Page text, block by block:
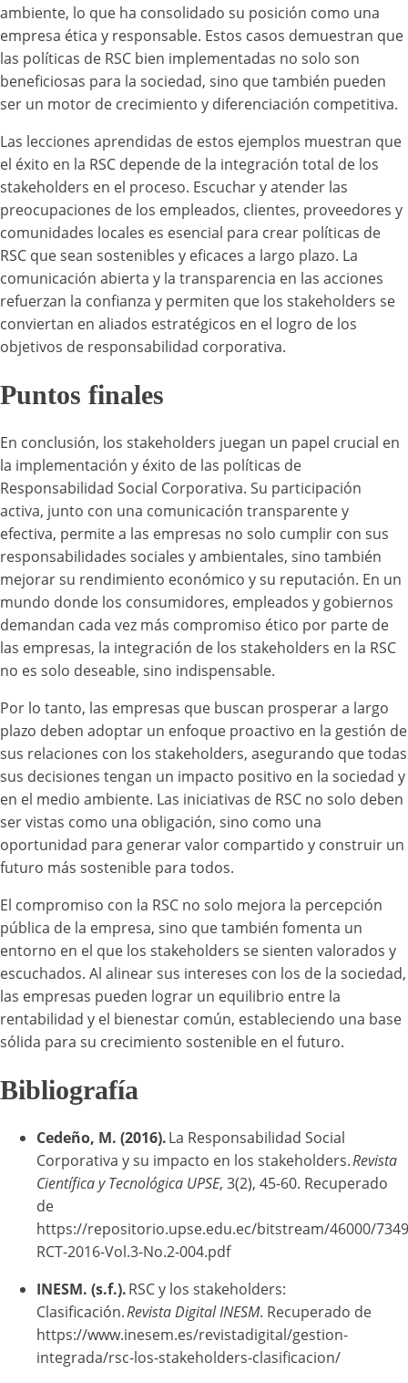
ambiente, lo que ha consolidado su posición como una
empresa ética y responsable. Estos casos demuestran que
las políticas de RSC bien implementadas no solo son
beneficiosas para la sociedad, sino que también pueden
ser un motor de crecimiento y diferenciación competitiva.
Las lecciones aprendidas de estos ejemplos muestran que
el éxito en la RSC depende de la integración total de los
stakeholders en el proceso. Escuchar y atender las
preocupaciones de los empleados, clientes, proveedores y
comunidades locales es esencial para crear políticas de
RSC que sean sostenibles y eficaces a largo plazo. La
comunicación abierta y la transparencia en las acciones
refuerzan la confianza y permiten que los stakeholders se
conviertan en aliados estratégicos en el logro de los
objetivos de responsabilidad corporativa.
Puntos finales
En conclusión, los stakeholders juegan un papel crucial en
la implementación y éxito de las políticas de
Responsabilidad Social Corporativa. Su participación
activa, junto con una comunicación transparente y
efectiva, permite a las empresas no solo cumplir con sus
responsabilidades sociales y ambientales, sino también
mejorar su rendimiento económico y su reputación. En un
mundo donde los consumidores, empleados y gobiernos
demandan cada vez más compromiso ético por parte de
las empresas, la integración de los stakeholders en la RSC
no es solo deseable, sino indispensable.
Por lo tanto, las empresas que buscan prosperar a largo
plazo deben adoptar un enfoque proactivo en la gestión de
sus relaciones con los stakeholders, asegurando que todas
sus decisiones tengan un impacto positivo en la sociedad y
en el medio ambiente. Las iniciativas de RSC no solo deben
ser vistas como una obligación, sino como una
oportunidad para generar valor compartido y construir un
futuro más sostenible para todos.
El compromiso con la RSC no solo mejora la percepción
pública de la empresa, sino que también fomenta un
entorno en el que los stakeholders se sienten valorados y
escuchados. Al alinear sus intereses con los de la sociedad,
las empresas pueden lograr un equilibrio entre la
rentabilidad y el bienestar común, estableciendo una base
sólida para su crecimiento sostenible en el futuro.
Bibliografía
Cedeño, M. (2016).La Responsabilidad Social
Corporativa y su impacto en los stakeholders.Revista
Científica y Tecnológica UPSE, 3(2), 45-60. Recuperado
de
https://repositorio.upse.edu.ec/bitstream/46000/
RCT-2016-Vol.3-No.2-004.pdf
INESM. (s.f.).RSC y los stakeholders:
Clasificación.Revista Digital INESM. Recuperado de
https://www.inesem.es/revistadigital/gestion-
integrada/rsc-los-stakeholders-clasificacion/